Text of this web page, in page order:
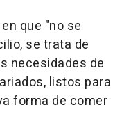
que "no se
se trata de
necesidades de
listos para
forma de comer